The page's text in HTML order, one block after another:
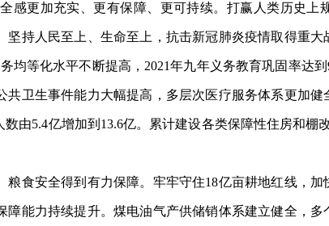
更加充实、更有保障、更可持续。打赢人类历史上
持人民至上、生命至上，抗击新冠肺炎疫情取得重
等化水平不断提高，2021年九年义务教育巩固率达
卫生事件能力大幅提高，多层次医疗服务体系更加
由5.4亿增加到13.6亿。累计建设各类保障性住房和棚
安全得到有力保障。牢牢守住18亿亩耕地红线，加
能力持续提升。煤电油气产供储销体系建立健全，